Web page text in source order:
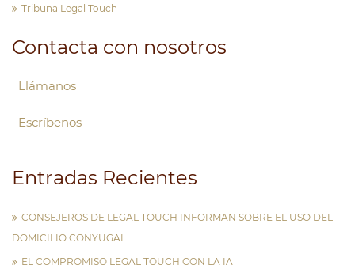
Tribuna Legal Touch
Contacta con nosotros
Llámanos
Escríbenos
Entradas Recientes
CONSEJEROS DE LEGAL TOUCH INFORMAN SOBRE EL USO DEL
DOMICILIO CONYUGAL
EL COMPROMISO LEGAL TOUCH CON LA IA